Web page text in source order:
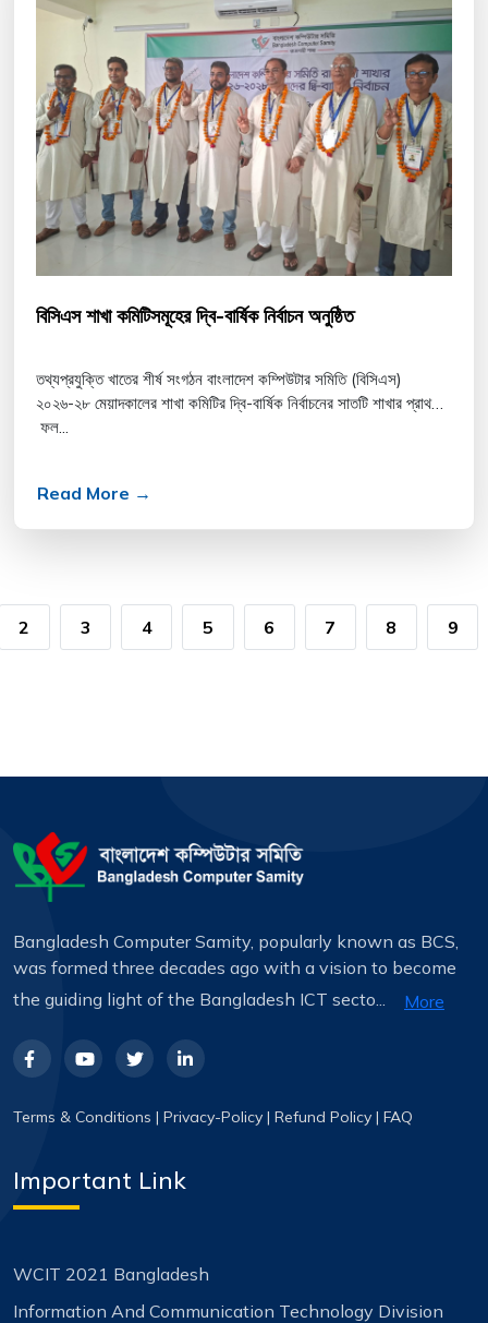
বিসিএস শাখা কমিটিসমূহের দ্বি-বার্ষিক নির্বাচন অনুষ্ঠিত
তথ্যপ্রযুক্তি খাতের শীর্ষ সংগঠন বাংলাদেশ কম্পিউটার সমিতি (বিসিএস)
২০২৬-২৮ মেয়াদকালের শাখা কমিটির দ্বি-বার্ষিক নির্বাচনের সাতটি শাখার প্রাথমিক
ফল...
Read More →
2 3 4 5 6 7 8 9
Bangladesh Computer Samity, popularly known as BCS,
was formed three decades ago with a vision to become
the guiding light of the Bangladesh ICT secto...
More
Terms & Conditions | Privacy-Policy | Refund Policy | FAQ
Important Link
WCIT 2021 Bangladesh
Information And Communication Technology Division